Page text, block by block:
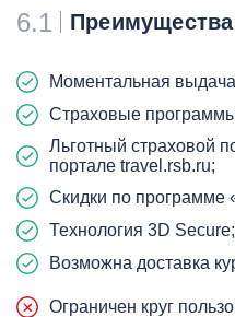
6.1 Преимущества
Моментальная
Страховые
Льготный страховой
портале travel.rsb.ru;
Скидки по программе
Технология 3D Secure;
Возможна доставка
Ограничен круг